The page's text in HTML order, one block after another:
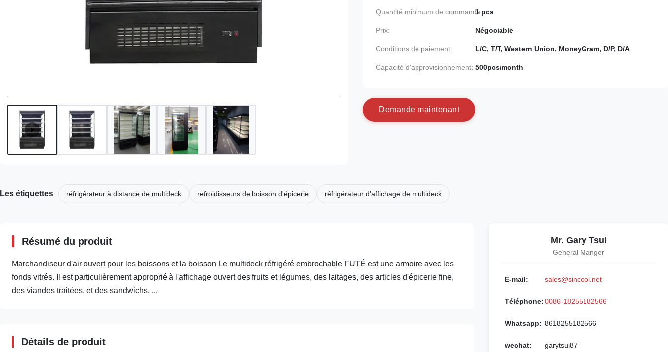
Quantité minimum de commande:1 pcs
Prix: Négociable
Conditions de paiement: L/C, T/T, Western Union, MoneyGram, D/P, D/A
Capacité d'approvisionnement: 500pcs/month
Demande maintenant
Les étiquettes réfrigérateur à distance de multideck refroidisseurs de boisson d'épicerie réfrigérateur d'affichage de multideck
Résumé du produit
Marchandiseur d'air ouvert pour les boissons et la boisson Le multideck réfrigéré embrochable FUTÉ est une armoire avec les
fonds vitrés. Il est particulièrement approprié à l'affichage ouvert des fruits et légumes, des laitages, des articles d'épicerie fine,
des viandes traitées, et des sandwichs. ...
Détails de produit
Mr. Gary Tsui
General Manger
E-mail: sales@sincool.net
Téléphone:0086-18255182566
Whatsapp: 8618255182566
wechat: garytsui87